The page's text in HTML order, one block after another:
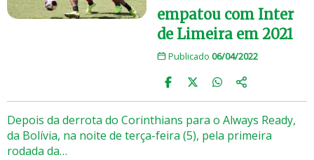
empatou com Inter
de Limeira em 2021
Publicado 06/04/2022
Depois da derrota do Corinthians para o Always Ready,
da Bolívia, na noite de terça-feira (5), pela primeira
rodada da…